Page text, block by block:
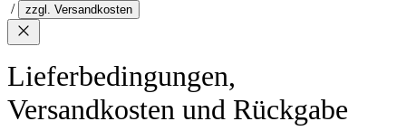
/
zzgl. Versandkosten
Lieferbedingungen,
Versandkosten und Rückgabe